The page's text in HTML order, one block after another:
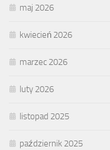
maj 2026
kwiecień 2026
marzec 2026
luty 2026
listopad 2025
październik 2025